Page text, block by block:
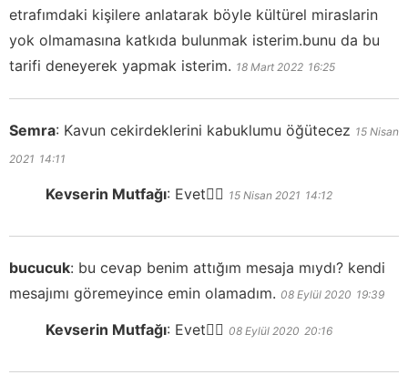
etrafımdaki kişilere anlatarak böyle kültürel miraslarin
yok olmamasına katkıda bulunmak isterim.bunu da bu
tarifi deneyerek yapmak isterim. 18 Mart 2022 16:25
Semra: Kavun cekirdeklerini kabuklumu öğütecez 15 Nisan
2021 14:11
Kevserin Mutfağı: Evet👍🏻 15 Nisan 2021 14:12
bucucuk: bu cevap benim attığım mesaja mıydı? kendi
mesajımı göremeyince emin olamadım. 08 Eylül 2020 19:39
Kevserin Mutfağı: Evet👍🏻 08 Eylül 2020 20:16